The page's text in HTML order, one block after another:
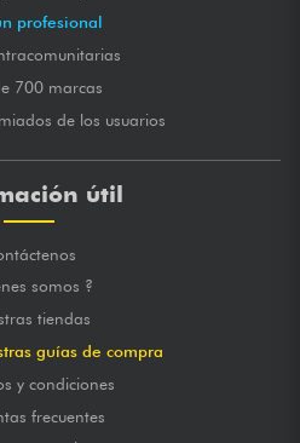
profesional
700 marcas
de los usuarios
útil
somos ?
tiendas
guías de compra
y condiciones
frecuentes